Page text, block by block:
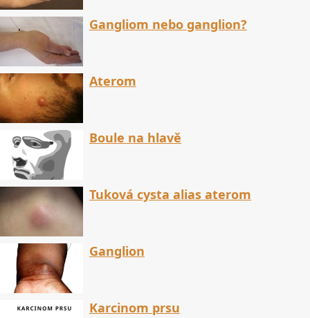
Gangliom nebo ganglion?
Aterom
Boule na hlavě
Tuková cysta alias aterom
Ganglion
Karcinom prsu